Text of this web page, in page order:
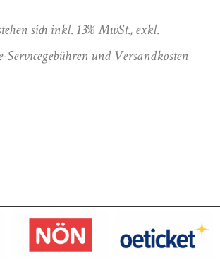
sich inkl. 13% MwSt., exkl.
und Versandkosten